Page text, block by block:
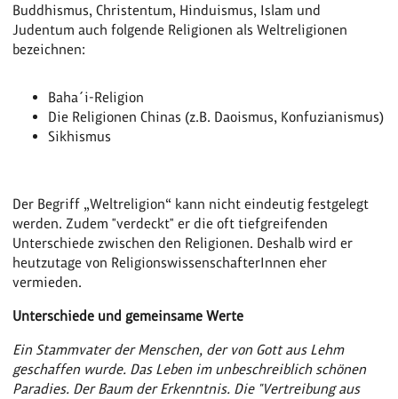
Buddhismus, Christentum, Hinduismus, Islam und
Judentum auch folgende Religionen als Weltreligionen
bezeichnen:
Baha´i-Religion
Die Religionen Chinas (z.B. Daoismus, Konfuzianismus)
Sikhismus
Der Begriff „Weltreligion“ kann nicht eindeutig festgelegt
werden. Zudem "verdeckt" er die oft tiefgreifenden
Unterschiede zwischen den Religionen. Deshalb wird er
heutzutage von ReligionswissenschafterInnen eher
vermieden.
Unterschiede und gemeinsame Werte
Ein Stammvater der Menschen, der von Gott aus Lehm
geschaffen wurde. Das Leben im unbeschreiblich schönen
Paradies. Der Baum der Erkenntnis. Die "Vertreibung aus